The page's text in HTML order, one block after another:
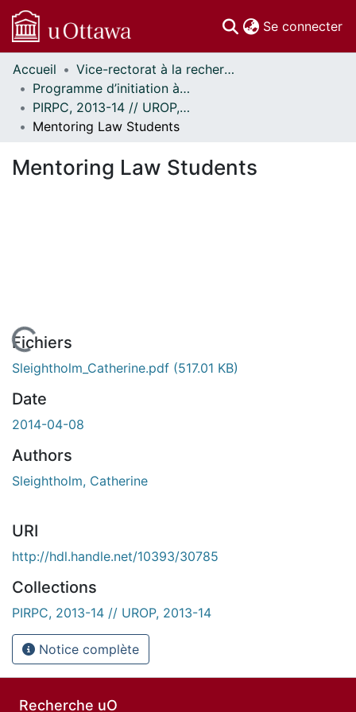
Se connecter
Communautés
et collections
Parcourir
Statistiques
À propos
Accueil
Vice-rectorat à la recherche // Office of the V-P, Research
Programme d’initiation à la recherche au premier cycle (PIRPC) // Undergraduate Research Opportunity Program (UROP)
PIRPC, 2013-14 // UROP, 2013-14
Mentoring Law Students
Mentoring Law Students
En cours de chargement...
Fichiers
Sleightholm_Catherine.pdf (517.01 KB)
Date
2014-04-08
Authors
Sleightholm, Catherine
URI
http://hdl.handle.net/10393/30785
Collections
PIRPC, 2013-14 // UROP, 2013-14
Notice complète
Recherche uO